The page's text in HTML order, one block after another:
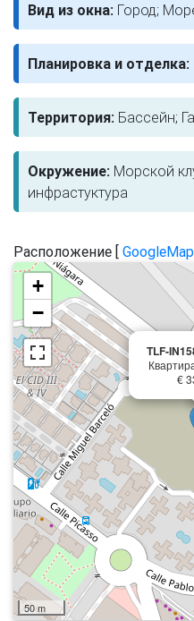
Вид из окна: Город;
Планировка и отделка:
Территория: Бассейн;
Окружение: Морской
инфрастуктура
Расположение [
TLF-
€
+
−
50 m